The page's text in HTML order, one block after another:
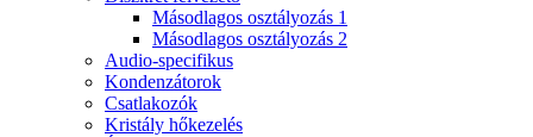
Másodlagos osztályozás 1
Másodlagos osztályozás 2
Audio-specifikus
Kondenzátorok
Csatlakozók
Kristály hőkezelés